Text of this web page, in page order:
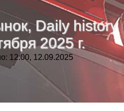
Daily history
2025 г.
12:00, 12.09.2025